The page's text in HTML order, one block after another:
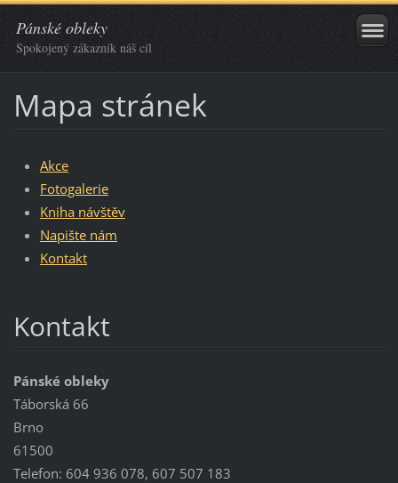
Pánské obleky
Spokojený zákazník náš cíl
Mapa stránek
Akce
Fotogalerie
Kniha návštěv
Napište nám
Kontakt
Kontakt
Pánské obleky
Táborská 66
Brno
61500
Telefon: 604 936 078, 607 507 183